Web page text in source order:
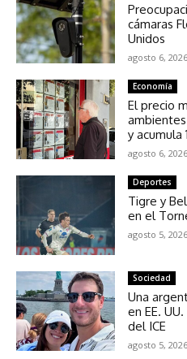
cámaras
Unidos
agosto 6, 2026
Economía
El precio
ambientes
y acumula
agosto 6, 2026
Deportes
Tigre y
en el
agosto 5, 2026
Sociedad
Una
en EE.
del ICE
agosto 5, 2026